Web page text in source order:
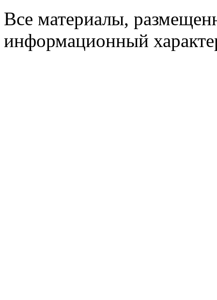
Все материалы,
информационный